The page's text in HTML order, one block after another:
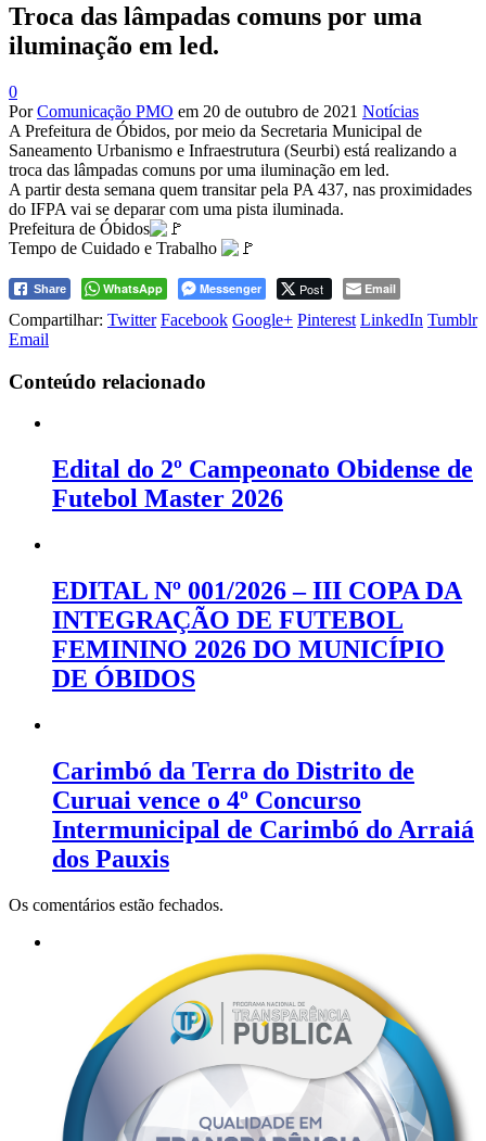
Troca das lâmpadas comuns por uma
iluminação em led.
0
PorComunicação PMO em 20 de outubro de 2021 Notícias
A Prefeitura de Óbidos, por meio da Secretaria Municipal de
Saneamento Urbanismo e Infraestrutura (Seurbi) está realizando a
troca das lâmpadas comuns por uma iluminação em led.
A partir desta semana quem transitar pela PA 437, nas proximidades
do IFPA vai se deparar com uma pista iluminada.
Prefeitura de Óbidos
Tempo de Cuidado e Trabalho
Share WhatsApp Messenger Post Email
Compartilhar: Twitter Facebook Google+ Pinterest LinkedIn Tumblr
Email
Conteúdo relacionado
Edital do 2º Campeonato Obidense de
Futebol Master 2026
EDITAL Nº 001/2026 – III COPA DA
INTEGRAÇÃO DE FUTEBOL
FEMININO 2026 DO MUNICÍPIO
DE ÓBIDOS
Carimbó da Terra do Distrito de
Curuai vence o 4º Concurso
Intermunicipal de Carimbó do Arraiá
dos Pauxis
Os comentários estão fechados.